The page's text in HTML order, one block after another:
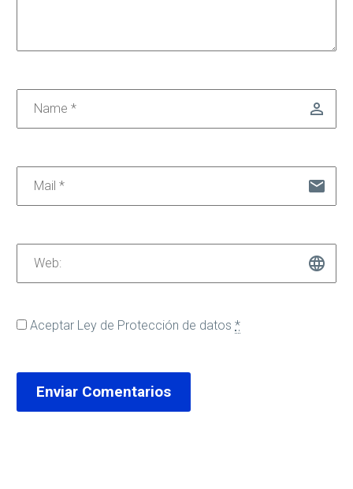
Aceptar Ley de Protección de datos *
Enviar Comentarios